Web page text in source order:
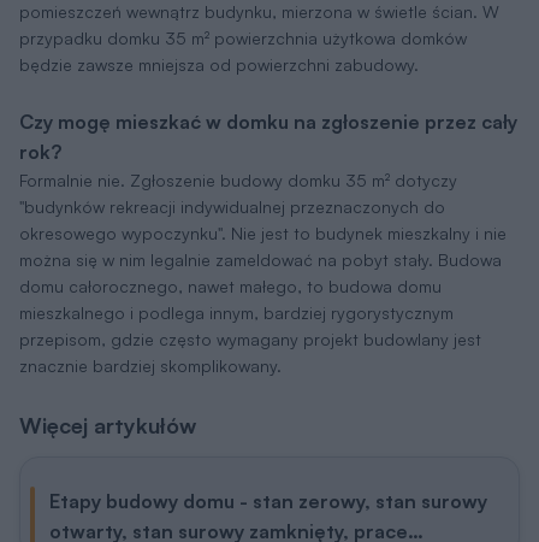
pomieszczeń wewnątrz budynku, mierzona w świetle ścian. W
przypadku domku 35 m² powierzchnia użytkowa domków
będzie zawsze mniejsza od powierzchni zabudowy.
Czy mogę mieszkać w domku na zgłoszenie przez cały
rok?
Formalnie nie. Zgłoszenie budowy domku 35 m² dotyczy
"budynków rekreacji indywidualnej przeznaczonych do
okresowego wypoczynku". Nie jest to budynek mieszkalny i nie
można się w nim legalnie zameldować na pobyt stały. Budowa
domu całorocznego, nawet małego, to budowa domu
mieszkalnego i podlega innym, bardziej rygorystycznym
przepisom, gdzie często wymagany projekt budowlany jest
znacznie bardziej skomplikowany.
Więcej artykułów
Etapy budowy domu - stan zerowy, stan surowy
otwarty, stan surowy zamknięty, prace